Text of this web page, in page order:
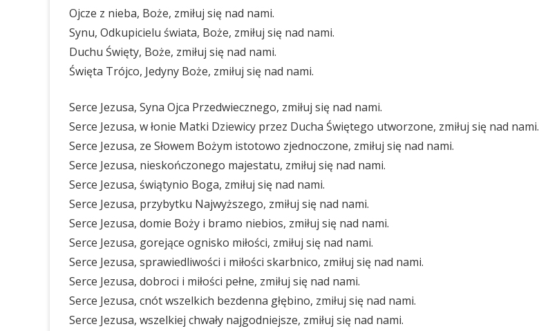
Ojcze z nieba, Boże, zmiłuj się nad nami.
Synu, Odkupicielu świata, Boże, zmiłuj się nad nami.
Duchu Święty, Boże, zmiłuj się nad nami.
Święta Trójco, Jedyny Boże, zmiłuj się nad nami.
Serce Jezusa, Syna Ojca Przedwiecznego, zmiłuj się nad nami.
Serce Jezusa, w łonie Matki Dziewicy przez Ducha Świętego utworzone, zmiłuj się nad nami.
Serce Jezusa, ze Słowem Bożym istotowo zjednoczone, zmiłuj się nad nami.
Serce Jezusa, nieskończonego majestatu, zmiłuj się nad nami.
Serce Jezusa, świątynio Boga, zmiłuj się nad nami.
Serce Jezusa, przybytku Najwyższego, zmiłuj się nad nami.
Serce Jezusa, domie Boży i bramo niebios, zmiłuj się nad nami.
Serce Jezusa, gorejące ognisko miłości, zmiłuj się nad nami.
Serce Jezusa, sprawiedliwości i miłości skarbnico, zmiłuj się nad nami.
Serce Jezusa, dobroci i miłości pełne, zmiłuj się nad nami.
Serce Jezusa, cnót wszelkich bezdenna głębino, zmiłuj się nad nami.
Serce Jezusa, wszelkiej chwały najgodniejsze, zmiłuj się nad nami.